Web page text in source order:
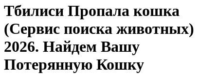
Тбилиси Пропала кошка
(Сервис поиска животных)
2026. Найдем Вашу
Потерянную Кошку